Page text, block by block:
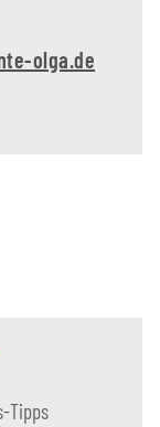
olga.de
Tipps